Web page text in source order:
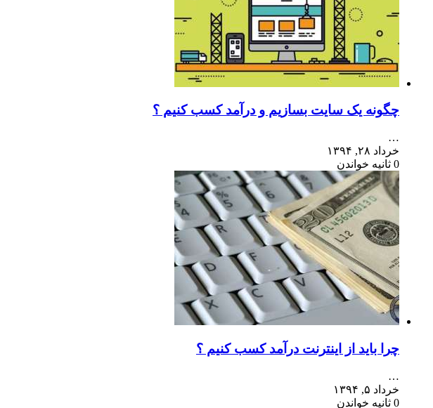
چگونه یک سایت بسازیم و درآمد کسب کنیم ؟
…
خرداد ۲۸, ۱۳۹۴
0 ثانیه خواندن
چرا باید از اینترنت درآمد کسب کنیم ؟
…
خرداد ۵, ۱۳۹۴
0 ثانیه خواندن